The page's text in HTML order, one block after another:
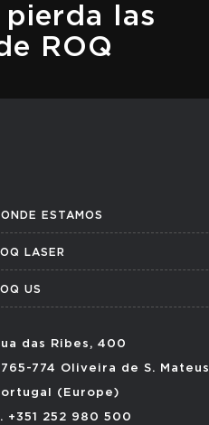
pierda las
ROQ
ESTAMOS
LASER
US
das Ribes, 400
774 Oliveira de S. Mateus
(Europe)
+351 252 980 500